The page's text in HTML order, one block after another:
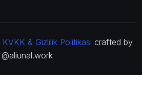
KVKK & Gizlilik Politikası crafted by
@aliunal.work